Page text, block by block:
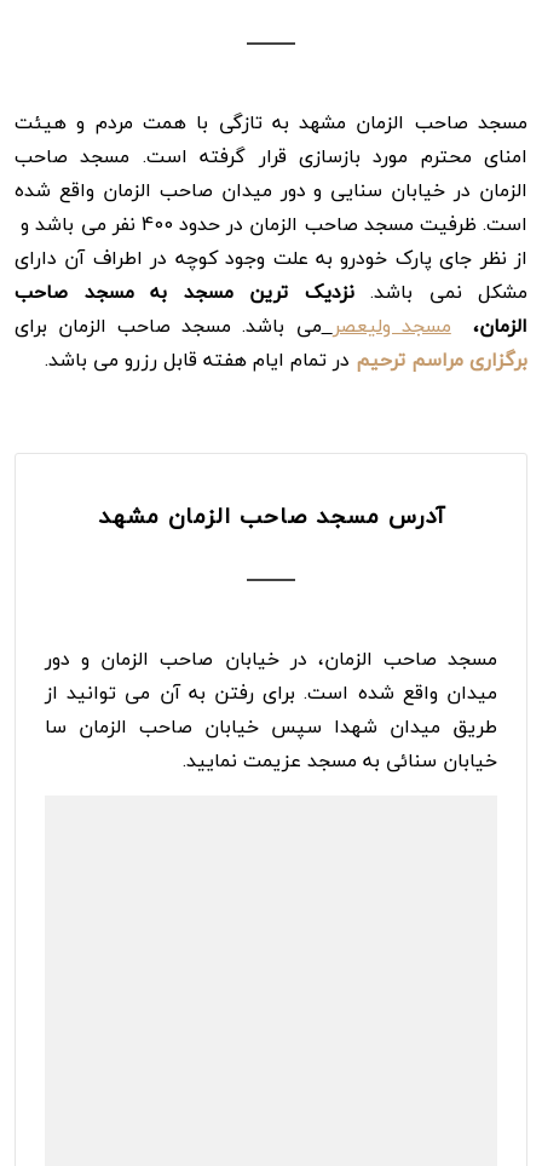
مسجد صاحب الزمان مشهد به تازگی با همت مردم و هیئت
امنای محترم مورد بازسازی قرار گرفته است. مسجد صاحب
الزمان در خیابان سنایی و دور میدان صاحب الزمان واقع شده
است. ظرفیت مسجد صاحب الزمان در حدود 400 نفر می باشد و
از نظر جای پارک خودرو به علت وجود کوچه در اطراف آن دارای
مشکل نمی باشد.نزدیک ترین مسجد به مسجد صاحب
الزمان،
مسجد ولیعصر می باشد. مسجد صاحب الزمان برای
برگزاری مراسم ترحیم در تمام ایام هفته قابل رزرو می باشد.
آدرس مسجد صاحب الزمان مشهد
مسجد صاحب الزمان، در خیابان صاحب الزمان و دور
میدان واقع شده است. برای رفتن به آن می توانید از
طریق میدان شهدا سپس خیابان صاحب الزمان سا
خیابان سنائی به مسجد عزیمت نمایید.